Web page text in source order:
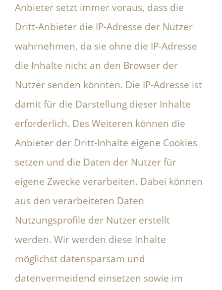
Anbieter setzt immer voraus, dass die
Dritt-Anbieter die IP-Adresse der Nutzer
wahrnehmen, da sie ohne die IP-Adresse
die Inhalte nicht an den Browser der
Nutzer senden könnten. Die IP-Adresse ist
damit für die Darstellung dieser Inhalte
erforderlich. Des Weiteren können die
Anbieter der Dritt-Inhalte eigene Cookies
setzen und die Daten der Nutzer für
eigene Zwecke verarbeiten. Dabei können
aus den verarbeiteten Daten
Nutzungsprofile der Nutzer erstellt
werden. Wir werden diese Inhalte
möglichst datensparsam und
datenvermeidend einsetzen sowie im